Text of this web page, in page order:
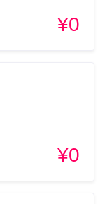
¥0
¥0